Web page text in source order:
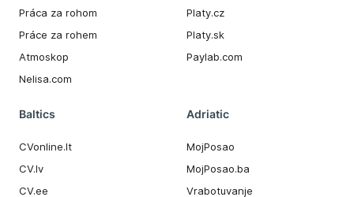
Práca za rohom
Práce za rohem
Atmoskop
Nelisa.com
Platy.cz
Platy.sk
Paylab.com
Baltics
CVonline.lt
CV.lv
CV.ee
Adriatic
MojPosao
MojPosao.ba
Vrabotuvanje